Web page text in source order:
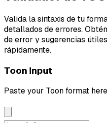
Valida la sintaxis de tu
detallados de errores.
de error y sugerencias
rápidamente.
Toon Input
Paste your Toon format